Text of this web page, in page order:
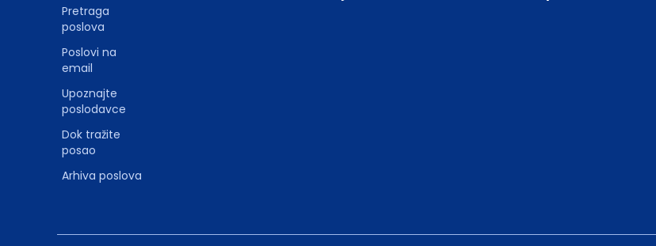
Pretraga
poslova
Poslovi na
email
Upoznajte
poslodavce
Dok tražite
posao
Arhiva poslova